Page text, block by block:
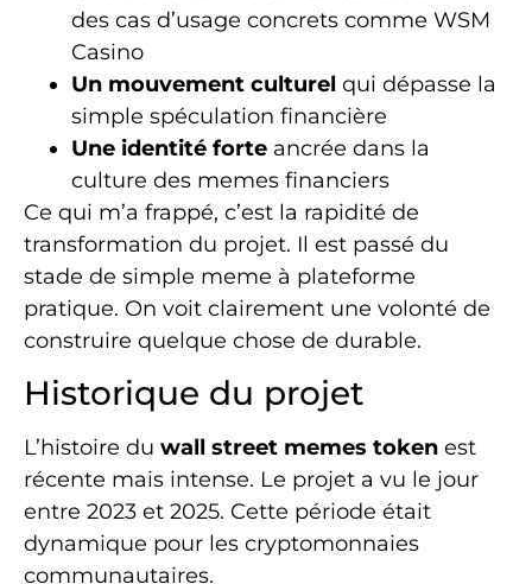
des cas d’usage concrets comme WSM
Casino
Un mouvement culturel qui dépasse la
simple spéculation financière
Une identité forte ancrée dans la
culture des memes financiers
Ce qui m’a frappé, c’est la rapidité de
transformation du projet. Il est passé du
stade de simple meme à plateforme
pratique. On voit clairement une volonté de
construire quelque chose de durable.
Historique du projet
L’histoire du wall street memes token est
récente mais intense. Le projet a vu le jour
entre 2023 et 2025. Cette période était
dynamique pour les cryptomonnaies
communautaires.